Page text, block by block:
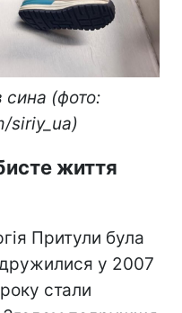
сина (фото:
siriy_ua)
життя
Притули була
у 2007
стали